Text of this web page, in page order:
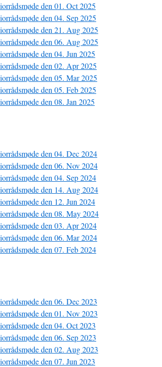
den 01. Oct 2025
den 04. Sep 2025
den 21. Aug 2025
den 06. Aug 2025
den 04. Jun 2025
den 02. Apr 2025
den 05. Mar 2025
den 05. Feb 2025
den 08. Jan 2025
den 04. Dec 2024
den 06. Nov 2024
den 04. Sep 2024
den 14. Aug 2024
den 12. Jun 2024
den 08. May 2024
den 03. Apr 2024
den 06. Mar 2024
den 07. Feb 2024
den 06. Dec 2023
den 01. Nov 2023
den 04. Oct 2023
den 06. Sep 2023
den 02. Aug 2023
den 07. Jun 2023